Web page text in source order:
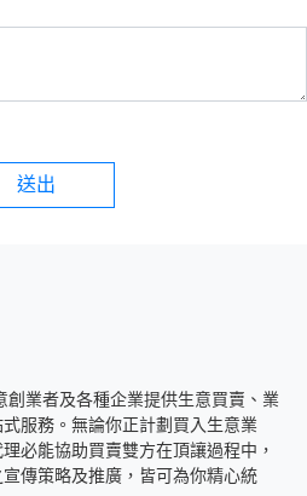
送出
創業者及各種企業提供生意買賣、業
服務。無論你正計劃買入生意業
必能協助買賣雙方在頂讓過程中，
傳策略及推廣，皆可為你精心統